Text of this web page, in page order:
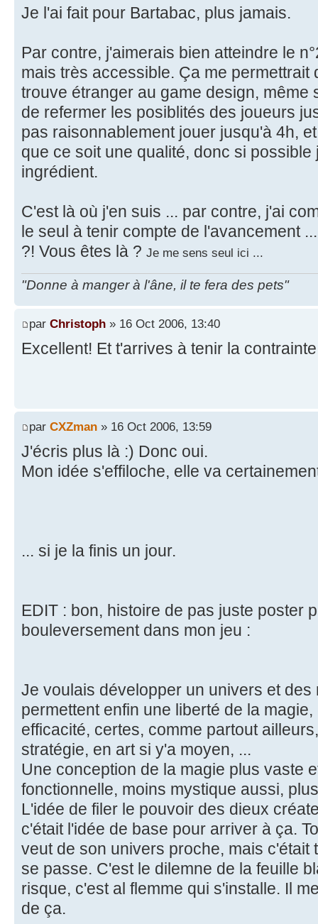
Je l'ai fait pour Bartabac, plus jamais.
Par contre, j'aimerais bien atteindre le
mais très accessible. Ça me permettrait
trouve étranger au game design, même
de refermer les posiblités des joueurs
pas raisonnablement jouer jusqu'à 4h,
que ce soit une qualité, donc si
ingrédient.
C'est là où j'en suis ... par contre, j'ai
le seul à tenir compte de l'avancement
?! Vous êtes là ? Je me sens seul ici ...
"Donne à manger à l'âne, il te fera des pets"
par Christoph » 16 Oct 2006, 13:40
Excellent! Et t'arrives à tenir la
par CXZman » 16 Oct 2006, 13:59
J'écris plus là :) Donc oui.
Mon idée s'effiloche, elle va
... si je la finis un jour.
EDIT : bon, histoire de pas juste poster
bouleversement dans mon jeu :
Je voulais développer un univers et des
permettent enfin une liberté de la
efficacité, certes, comme partout
stratégie, en art si y'a moyen, ...
Une conception de la magie plus vaste
fonctionnelle, moins mystique aussi,
L'idée de filer le pouvoir des dieux
c'était l'idée de base pour arriver à ça.
veut de son univers proche, mais c'était
se passe. C'est le dilemne de la feuille
risque, c'est al flemme qui s'installe. Il
de ça.